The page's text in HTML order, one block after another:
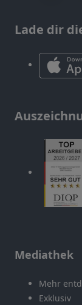
Lade dir
Mediathek
Mehr
Exklusiv